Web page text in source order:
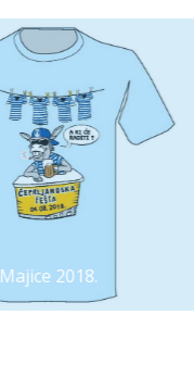
Majice 2018.